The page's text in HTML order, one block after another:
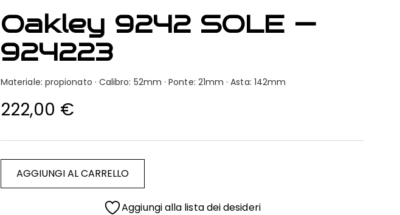
Oakley 9242 SOLE —
924223
Materiale: propionato · Calibro: 52mm · Ponte: 21mm · Asta: 142mm
222,00 €
AGGIUNGI AL CARRELLO
Aggiungi alla lista dei desideri